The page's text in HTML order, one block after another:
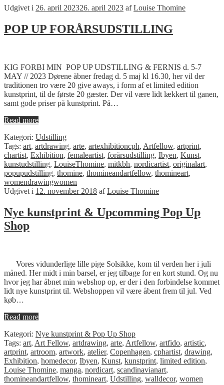
Udgivet i 26. april 202326. april 2023 afLouise Thomine
POP UP FORÅRSUDSTILLING
KIG FORBI MIN POP UP UDSTILLING & FERNIS d. 5-7
MAY // 2023 Dørene åbner fredag d. 5 maj kl 16.30, her vil der
traditionen tro være 20 give aways, i form af et limited edition
kunstprint, til de første 20 gæster. Der vil være lidt lækkert til ganen,
samt gode priser på kunstprint. På…
Read more
Kategori: Udstilling
Tags: art, artdrawing, arte, artexhibitioncph, Artfellow, artprint,
chartist, Exhibition, femaleartist, forårsudstilling, Ibyen, Kunst,
kunstudstilling, LouiseThomine, mitkbh, nordicartist, originalart,
popupudstilling, thomine, thomineandartfellow, thomineart,
womendrawingwomen
Udgivet i 12. november 2018 afLouise Thomine
Nye kunstprint & Upcomming Pop Up
Shop
Vores vidunderlige lille pige Solsikke, kom til verden her i juli
måned. Her midt i min barsel, er jeg tilbage for en kort stund. Og nu
hvor jeg har åbnet min webshop op, er der i den forbindelse kommet
lidt nye kunstprint til. Webshoppen vil være åbent frem til jul. Ved
køb…
Read more
Kategori: Nye kunstprint & Pop Up Shop
Tags: art, Art Fellow, artdrawing, arte, Artfellow, artfido, artistic,
artprint, artroom, artwork, atelier, Copenhagen, cphartist, drawing,
Exhibition, homedecor, Ibyen, Kunst, kunstprint, limited edition,
Louise Thomine, manga, nordicart, scandinavianart,
thomineandartfellow, thomineart, Udstilling, walldecor, women